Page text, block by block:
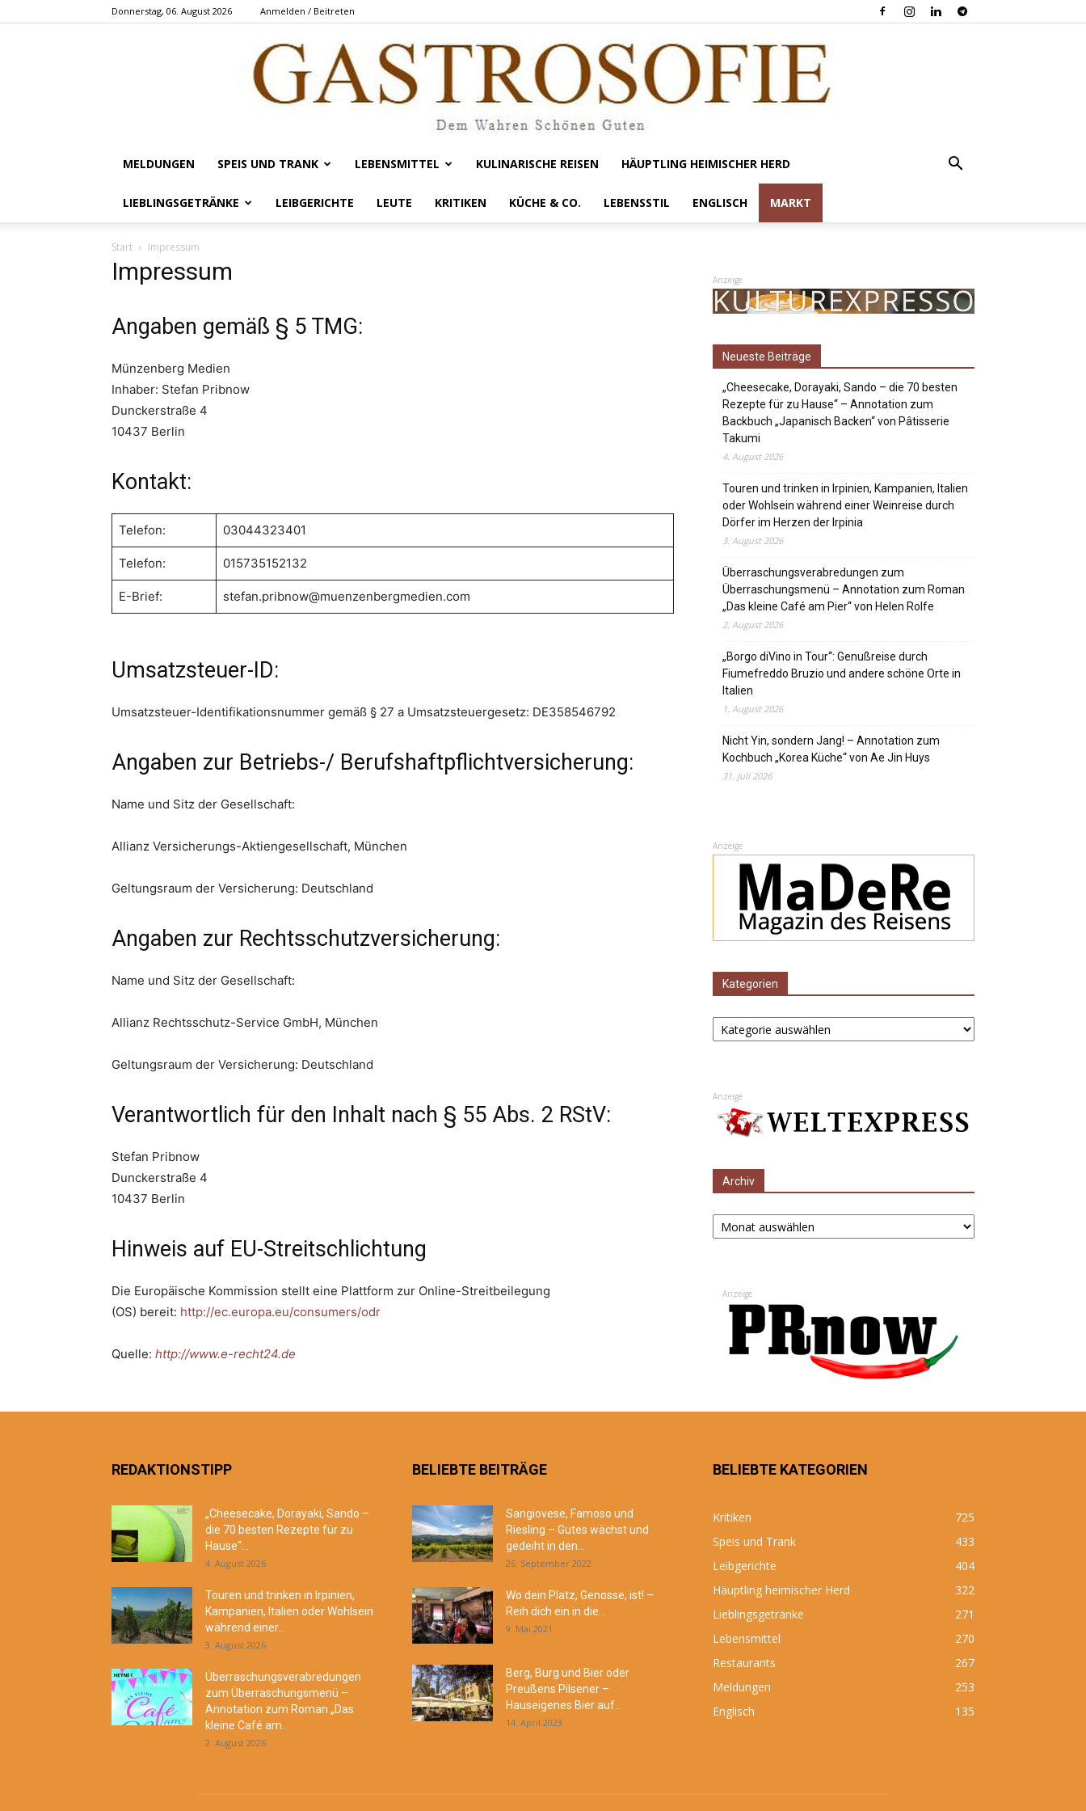
Donnerstag, 06. August 2026 Anmelden / Beitreten
Gastrosofie
MELDUNGEN SPEIS UND TRANK LEBENSMITTEL KULINARISCHE REISEN HÄUPTLING HEIMISCHER HERD
LIEBLINGSGETRÄNKE LEIBGERICHTE LEUTE KRITIKEN KÜCHE & CO. LEBENSSTIL ENGLISCH MARKT
Start Impressum
Impressum
Angaben gemäß § 5 TMG:
Münzenberg Medien
Inhaber: Stefan Pribnow
Dunckerstraße 4
10437 Berlin
Kontakt:
Telefon: 03044323401
Telefon: 015735152132
E-Brief: stefan.pribnow@muenzenbergmedien.com
Umsatzsteuer-ID:
Umsatzsteuer-Identifikationsnummer gemäß § 27 a Umsatzsteuergesetz: DE358546792
Angaben zur Betriebs-/ Berufshaftpflichtversicherung:
Name und Sitz der Gesellschaft:
Allianz Versicherungs-Aktiengesellschaft, München
Geltungsraum der Versicherung: Deutschland
Angaben zur Rechtsschutzversicherung:
Name und Sitz der Gesellschaft:
Allianz Rechtsschutz-Service GmbH, München
Geltungsraum der Versicherung: Deutschland
Verantwortlich für den Inhalt nach § 55 Abs. 2 RStV:
Stefan Pribnow
Dunckerstraße 4
10437 Berlin
Hinweis auf EU-Streitschlichtung
Die Europäische Kommission stellt eine Plattform zur Online-Streitbeilegung
(OS) bereit: http://ec.europa.eu/consumers/odr
Quelle: http://www.e-recht24.de
Anzeige
Neueste Beiträge
„Cheesecake, Dorayaki, Sando – die 70 besten
Rezepte für zu Hause“ – Annotation zum
Backbuch „Japanisch Backen“ von Pâtisserie
Takumi
4. August 2026
Touren und trinken in Irpinien, Kampanien, Italien
oder Wohlsein während einer Weinreise durch
Dörfer im Herzen der Irpinia
3. August 2026
Überraschungsverabredungen zum
Überraschungsmenü – Annotation zum Roman
„Das kleine Café am Pier“ von Helen Rolfe
2. August 2026
„Borgo diVino in Tour“: Genußreise durch
Fiumefreddo Bruzio und andere schöne Orte in
Italien
1. August 2026
Nicht Yin, sondern Jang! – Annotation zum
Kochbuch „Korea Küche“ von Ae Jin Huys
31. Juli 2026
Anzeige
Kategorien
Kategorien
Anzeige
Archiv
Archiv
Anzeige
REDAKTIONSTIPP
„Cheesecake, Dorayaki, Sando –
die 70 besten Rezepte für zu
Hause“...
4. August 2026
Touren und trinken in Irpinien,
Kampanien, Italien oder Wohlsein
während einer...
3. August 2026
Überraschungsverabredungen
zum Überraschungsmenü –
Annotation zum Roman „Das
kleine Café am...
2. August 2026
BELIEBTE BEITRÄGE
Sangiovese, Famoso und
Riesling – Gutes wächst und
gedeiht in den...
26. September 2022
Wo dein Platz, Genosse, ist! –
Reih dich ein in die...
9. Mai 2021
Berg, Burg und Bier oder
Preußens Pilsener –
Hauseigenes Bier auf...
14. April 2023
BELIEBTE KATEGORIEN
Kritiken
725
Speis und Trank
433
Leibgerichte
404
Häuptling heimischer Herd
322
Lieblingsgetränke
271
Lebensmittel
270
Restaurants
267
Meldungen
253
Englisch
135